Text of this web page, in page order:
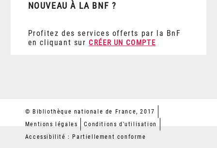
NOUVEAU À LA BNF ?
Profitez des services offerts par la BnF
en cliquant sur CRÉER UN COMPTE
© Bibliothèque nationale de France, 2017
Mentions légales
Conditions d'utilisation
Accessibilité : Partiellement conforme